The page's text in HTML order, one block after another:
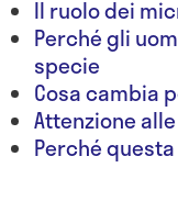
Il ruolo dei
Perché gli
specie
Cosa cambia
Attenzione
Perché